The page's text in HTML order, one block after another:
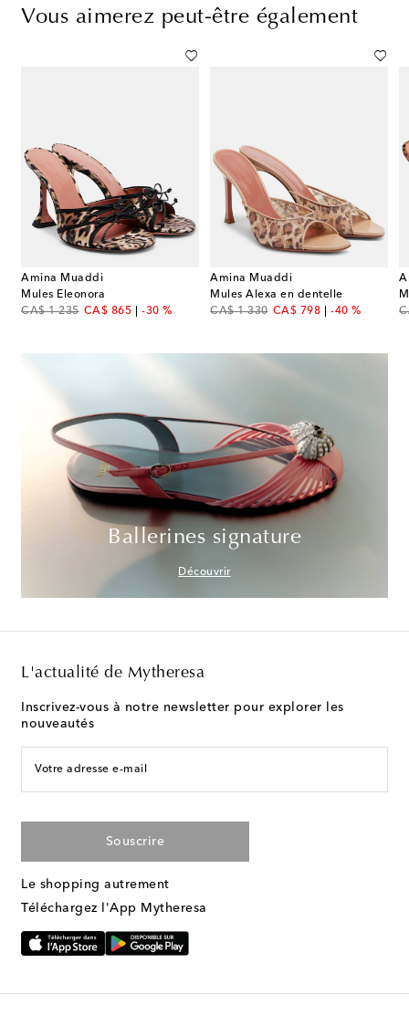
Vous aimerez peut-être également
Amina Muaddi
Mules Eleonora
CA$ 1 235
original priceCA$ 865
discount price
-30 %
Amina Muaddi
Mules Alexa en dentelle
CA$ 1 330
original priceCA$ 798
discount price
-40 %
Ballerines signature
Découvrir
L'actualité de Mytheresa
Inscrivez-vous à notre newsletter pour explorer les
nouveautés
Votre adresse e-mail
Souscrire
Le shopping autrement
Téléchargez l'App Mytheresa